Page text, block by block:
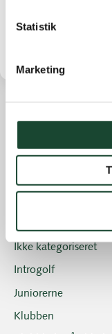
Statistik
Marketing
Andre
Banearbejde
Ikke kategoriseret
Introgolf
Juniorerne
Klubben